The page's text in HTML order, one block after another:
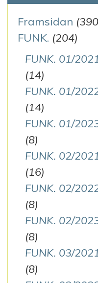
Framsidan
FUNK. (204)
FUNK. 01/
(14)
FUNK. 01/
(14)
FUNK. 01/
(8)
FUNK. 02/
(16)
FUNK. 02/
(8)
FUNK. 02/
(8)
FUNK. 03/
(8)